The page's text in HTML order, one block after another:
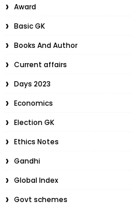
Award
Basic GK
Books And Author
Current affairs
Days 2023
Economics
Election GK
Ethics Notes
Gandhi
Global Index
Govt schemes